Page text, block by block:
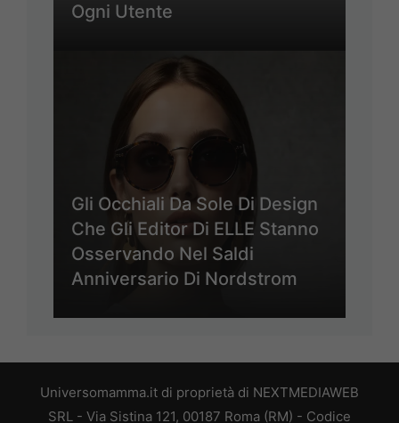
Ogni Utente
Gli Occhiali Da Sole Di Design
Che Gli Editor Di ELLE Stanno
Osservando Nel Saldi
Anniversario Di Nordstrom
Universomamma.it di proprietà di NEXTMEDIAWEB
SRL - Via Sistina 121, 00187 Roma (RM) - Codice